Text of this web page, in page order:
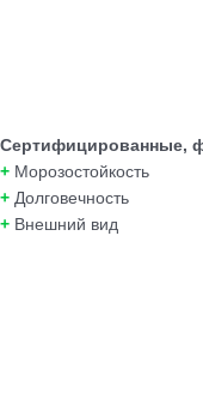
Сертифицированные,
+ Морозостойкость
+ Долговечность
+ Внешний вид